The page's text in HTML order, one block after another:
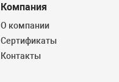
Компания
О компании
Сертификаты
Контакты